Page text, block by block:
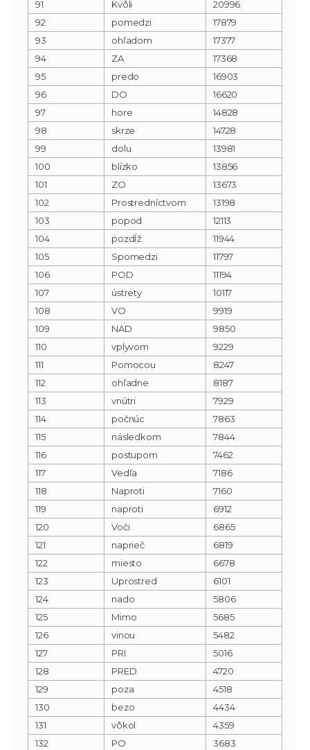
91 Kvôli
20996
92
pomedzi
17879
93
ohľadom
17377
94
ZA
17368
95
predo
16903
96
DO
16620
97
hore
14828
98
skrze
14728
99
dolu
13981
100
blízko
13856
101
ZO
13673
102
Prostredníctvom
13198
103
popod
12113
104
pozdĺž
11944
105
Spomedzi
11797
106
POD
11194
107
ústrety
10117
108
VO
9919
109
NAD
9850
110
vplyvom
9229
111
Pomocou
8247
112
ohľadne
8187
113
vnútri
7929
114
počnúc
7863
115
následkom
7844
116
postupom
7462
117
Vedľa
7186
118
Naproti
7160
119
naproti
6912
120
Voči
6865
121
naprieč
6819
122
miesto
6678
123
Uprostred
6101
124
nado
5806
125
Mimo
5685
126
vinou
5482
127
PRI
5016
128
PRED
4720
129
poza
4518
130
bezo
4434
131
vôkol
4359
132
PO
3683